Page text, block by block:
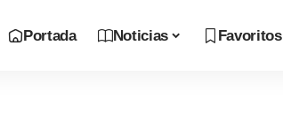
Portada Noticias Favoritos